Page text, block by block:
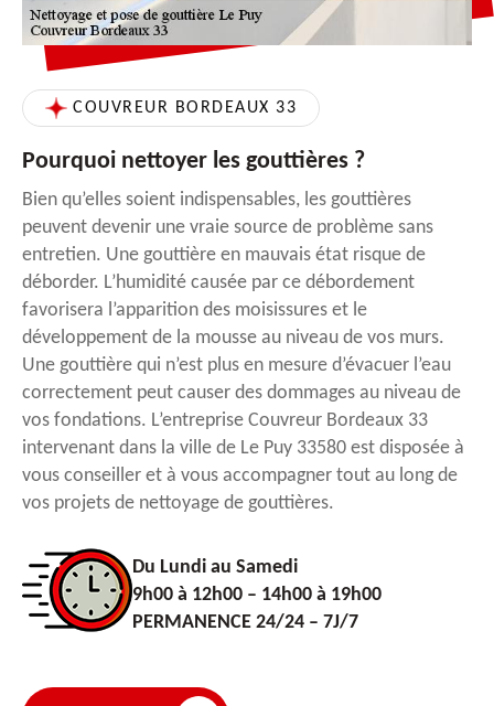
COUVREUR BORDEAUX 33
Pourquoi nettoyer les gouttières ?
Bien qu’elles soient indispensables, les gouttières
peuvent devenir une vraie source de problème sans
entretien. Une gouttière en mauvais état risque de
déborder. L’humidité causée par ce débordement
favorisera l’apparition des moisissures et le
développement de la mousse au niveau de vos murs.
Une gouttière qui n’est plus en mesure d’évacuer l’eau
correctement peut causer des dommages au niveau de
vos fondations. L’entreprise Couvreur Bordeaux 33
intervenant dans la ville de Le Puy 33580 est disposée à
vous conseiller et à vous accompagner tout au long de
vos projets de nettoyage de gouttières.
Du Lundi au Samedi
9h00 à 12h00 – 14h00 à 19h00
PERMANENCE 24/24 – 7J/7